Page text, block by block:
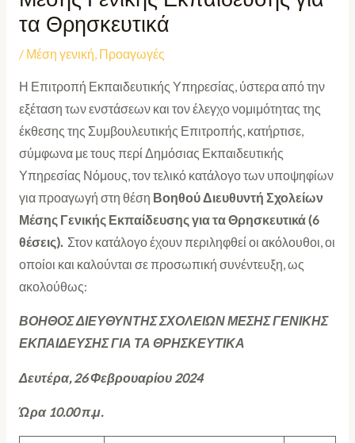
τα Θρησκευτικά
/ Μέση γενική, Προαγωγές
Η Επιτροπή Εκπαιδευτικής Υπηρεσίας, ύστερα από την
εξέταση των ενστάσεων και τον έλεγχο νομιμότητας της
έκθεσης της Συμβουλευτικής Επιτροπής, κατήρτισε,
σύμφωνα με τους περί Δημόσιας Εκπαιδευτικής
Υπηρεσίας Νόμους, τον τελικό κατάλογο των υποψηφίων
για προαγωγή στη θέση ΒοηθούΔιευθυντή Σχολείων
Μέσης Γενικής Εκπαίδευσης για τα Θρησκευτικά (6
θέσεις). Στον κατάλογο έχουν περιληφθεί οι ακόλουθοι, οι
οποίοι και καλούνται σε προσωπική συνέντευξη, ως
ακολούθως:
ΒΟΗΘΟΣ ΔΙΕΥΘΥΝΤΗΣ ΣΧΟΛΕΙΩΝ ΜΕΣΗΣ ΓΕΝΙΚΗΣ
ΕΚΠΑΙΔΕΥΣΗΣ ΓΙΑ ΤΑ ΘΡΗΣΚΕΥΤΙΚΑ
Δευτέρα, 26 Φεβρουαρίου 2024
Ώρα 10.00 π.μ.